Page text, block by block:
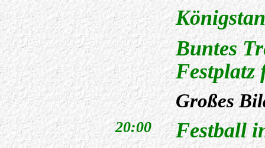
Buntes
Festplatz
Großes
20:00 Festball